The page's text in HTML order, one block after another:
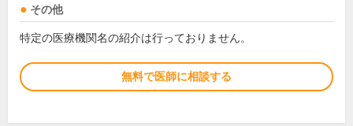
その他
特定の医療機関名の紹介は行っておりません。
無料で医師に相談する